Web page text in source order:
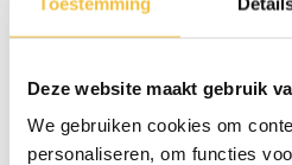
Deze website maakt gebruik
We gebruiken cookies om
personaliseren, om functies